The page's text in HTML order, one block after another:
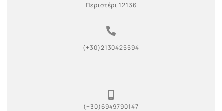
Περιστέρι 12136
(+30)2130425594
(+30)6949790147